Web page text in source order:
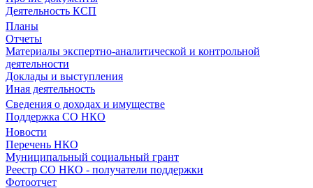
Деятельность КСП
Планы
Отчеты
Материалы экспертно-аналитической и контрольной
деятельности
Доклады и выступления
Иная деятельность
Сведения о доходах и имуществе
Поддержка СО НКО
Новости
Перечень НКО
Муниципальный социальный грант
Реестр СО НКО - получатели поддержки
Фотоотчет